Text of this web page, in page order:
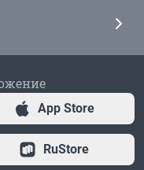
App Store
RuStore